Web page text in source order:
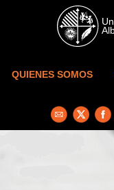
Skip to main content
QUIENES SOMOS